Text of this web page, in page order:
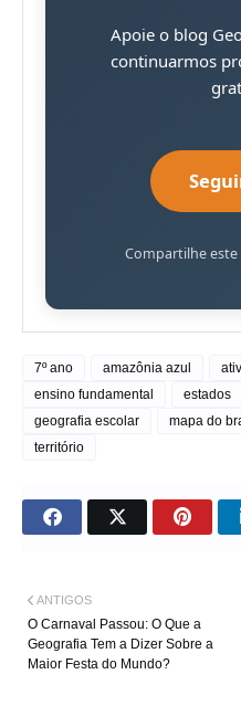
Apoie o blog
continuarmos
Compartilhe
7º ano amazônia azul
ensino fundamental
estados
geografia escolar
mapa do
território
ANTIGOS
O Carnaval Passou: O Que a
Geografia Tem a Dizer Sobre a
Maior Festa do Mundo?